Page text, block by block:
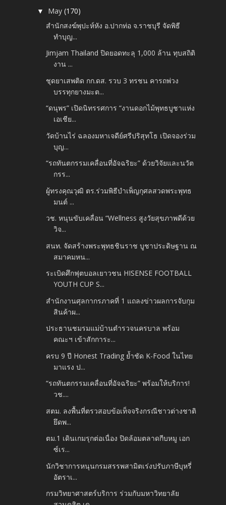
▼ May(170)
สำนักสงฆ์พุปะห์หัง อ.ปากท่อ จ.ราชบุรี จัดพิธี
ทำบุญ...
Jimjam Thailand ปิดยอดทะลุ 1,000 ล้าน ทุบสถิติ
งาน ...
ชุดยาเสพติด กก.ดส. รวบ 3 ทรชน คารถพ่วง
บรรทุกยางมะต...
“ดนุพร” เปิดนิทรรศการ “งานดอกไม้พุทธบูชาแห่ง
เอเชีย...
วัดบ้านไร่ ฉลองมหาเจดีย์ศรีปริสุทโธ เปิดจองร่วม
บุญ...
“รถทันตกรรมเคลื่อนที่อัจฉริยะ” ด้วยวิจัยและนวัต
กรร...
ผู้ทรงคุณวุฒิ ตร.ร่วมพิธีบำเพ็ญกุศลสวดพระพุทธ
มนต์ ...
วช. หนุนขับเคลื่อน “Wellness สูงวัยสุขภาพดีด้วย
วิจ...
สนท. จัดสร้างพระพุทธชินราช บูชาประดิษฐาน ณ
สมาคมหน...
ระเบิดศึกฟุตบอลเยาวชน HISENSE FOOTBALL
YOUTH CUP S...
สำนักงานศุลกากรภาคที่ 1 แถลงข่าวผลการจับกุม
สินค้าผ...
ประธานชมรมแม่บ้านตำรวจนครบาล พร้อม
คณะฯ เข้าสักการะ...
ครบ 9 ปี Honest Trading ย้ำชัด K-Food ในไทย
มาแรง ป...
“รถทันตกรรมเคลื่อนที่อัจฉริยะ” พร้อมให้บริการ!
วช....
สตม. ลงพื้นที่ตรวสอบข้อเท็จจริงกรณีชาวต่างชาติ
ยึดพ...
ตม.1 เดินเกมรุกต่อเนื่อง ปิดล้อมตลาดกีบหมู เอก
ซ์เร...
นักวิชาการหนุนกรมสรรพสามิตเร่งปรับภาษีบุหรี่
อัตราเ...
กรมวิทยาศาสตร์บริการ ร่วมกับมหาวิทยาลัย